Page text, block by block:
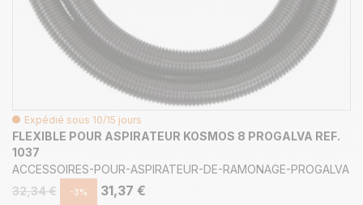
Expédié sous 10/15 jours
FLEXIBLE POUR ASPIRATEUR KOSMOS 8 PROGALVA REF.
1037
ACCESSOIRES-POUR-ASPIRATEUR-DE-RAMONAGE-PROGALVA
32,34 €
-3% 31,37 €